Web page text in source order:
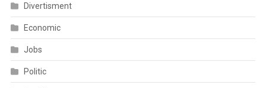
Divertisment
Economic
Jobs
Politic